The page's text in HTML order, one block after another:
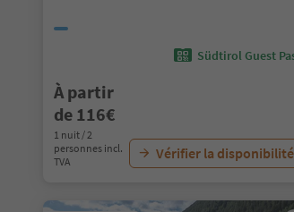
Südtirol Guest
À partir
de 116€
1 nuit / 2
personnes incl.
TVA
Vérifier la disponibilité